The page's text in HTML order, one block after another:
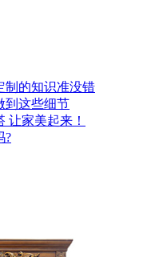
制的知识准没错
到这些细节
让家美起来！
?